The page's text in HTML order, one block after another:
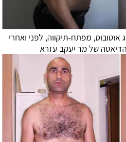
אוטובוס, מפתח-תיקווה, לפני ואחרי
הדיאטהשל מר יעקב עזרא